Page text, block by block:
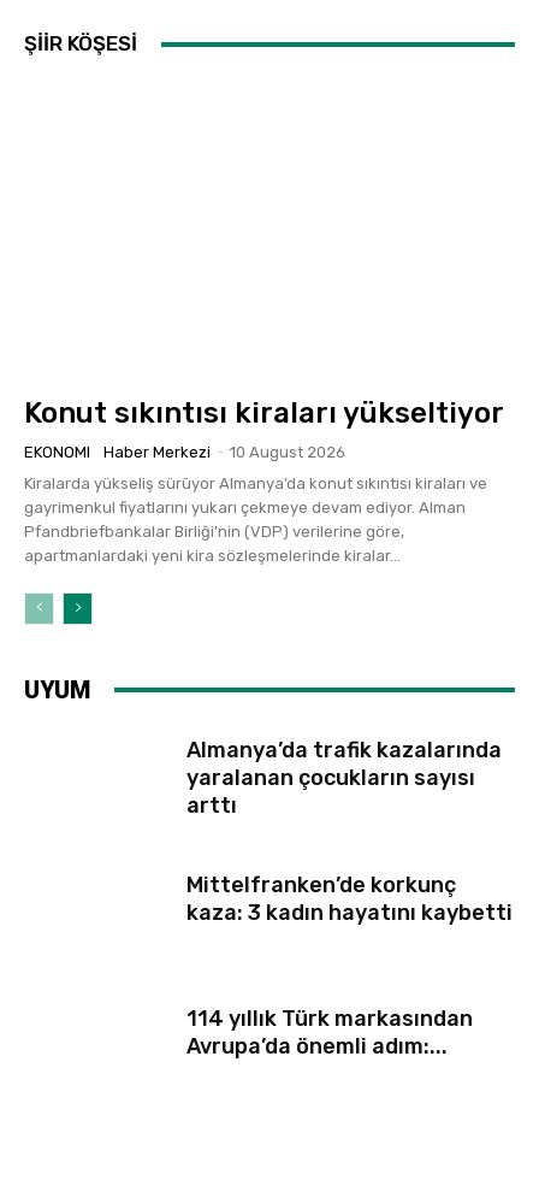
ŞİİR KÖŞESİ
Konut sıkıntısı kiraları yükseltiyor
EKONOMI Haber Merkezi - 10 August 2026
Kiralarda yükseliş sürüyor Almanya’da konut sıkıntısı kiraları ve
gayrimenkul fiyatlarını yukarı çekmeye devam ediyor. Alman
Pfandbriefbankalar Birliği’nin (VDP) verilerine göre,
apartmanlardaki yeni kira sözleşmelerinde kiralar...
UYUM
Almanya’da trafik kazalarında
yaralanan çocukların sayısı
arttı
Mittelfranken’de korkunç
kaza: 3 kadın hayatını kaybetti
114 yıllık Türk markasından
Avrupa’da önemli adım:...